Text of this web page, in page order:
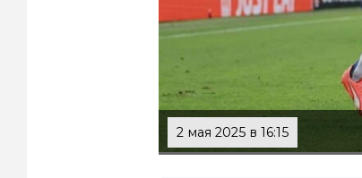
2 мая 2025 в 16:15